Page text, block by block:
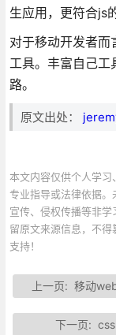
生应用，更符合js
对于移动开发者
工具。丰富自己工
路。
原文出处：
本文内容仅供个人学习
专业指导或法律依据
宣传、侵权传播等非
留原文来源信息，不
支持！
上一页:移动
下一页: